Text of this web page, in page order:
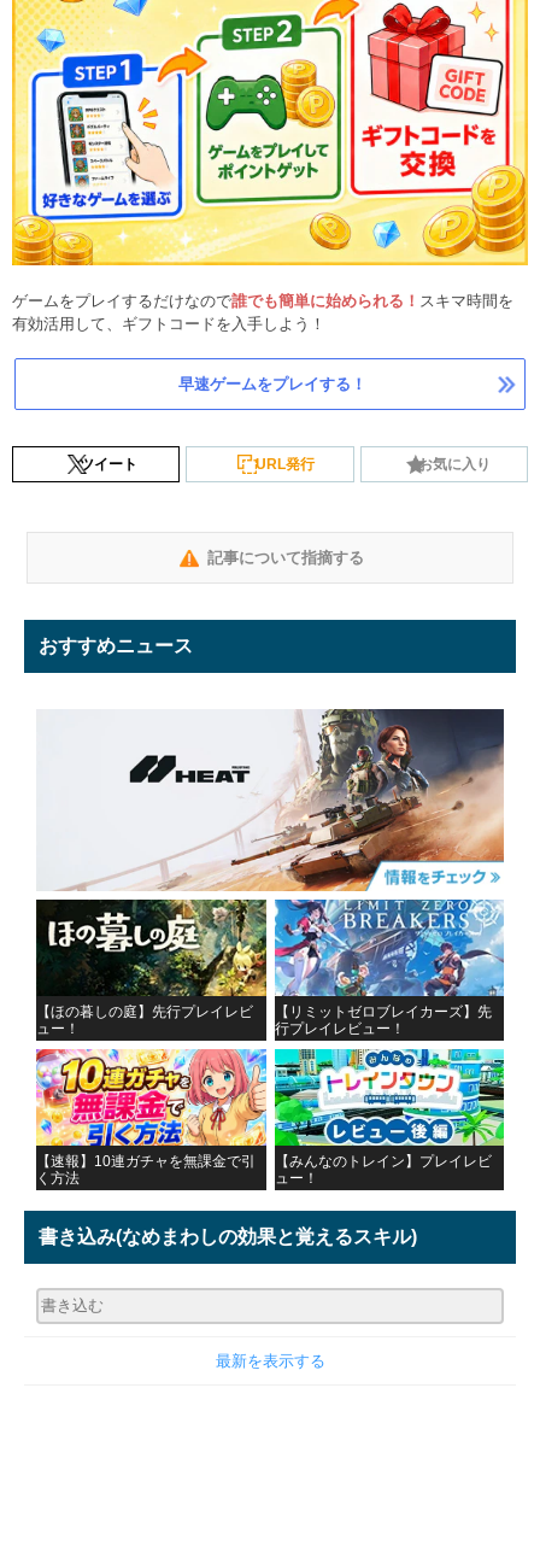
ゲームをプレイするだけなので誰でも簡単に始められる！ スキマ時間を
有効活用して、ギフトコードを入手しよう！
早速ゲームをプレイする！
ツイート URL発行 お気に入り
記事について指摘する
おすすめニュース
【ほの暮しの庭】先行プレイレビ
ュー！
【リミットゼロブレイカーズ】先
行プレイレビュー！
【速報】10連ガチャを無課金で引
く方法
【みんなのトレイン】プレイレビ
ュー！
書き込み(なめまわしの効果と覚えるスキル)
最新を表示する